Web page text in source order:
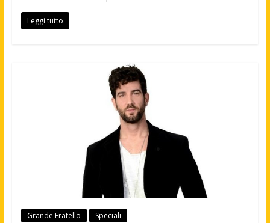
Leggi tutto
Grande Fratello Speciali